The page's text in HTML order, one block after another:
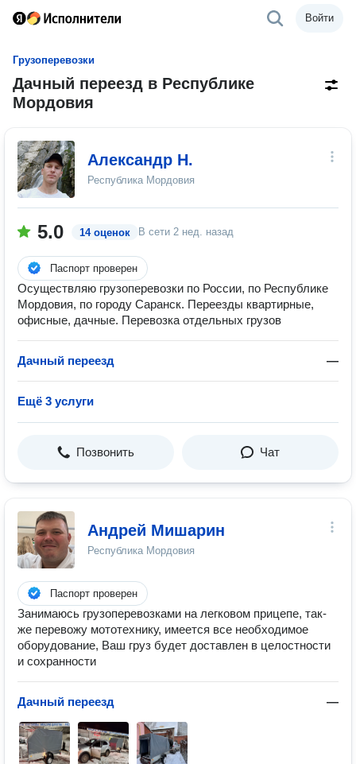
Войти
Грузоперевозки
Дачный переезд в Республике
Мордовия
Александр Н.
Республика Мордовия
5.0 14 оценок В сети 2 нед. назад
Паспорт проверен
Осуществляю грузоперевозки по России, по Республике
Мордовия, по городу Саранск. Переезды квартирные,
офисные, дачные. Перевозка отдельных грузов
Дачный переезд —
Ещё 3 услуги
Позвонить Чат
Андрей Мишарин
Республика Мордовия
Паспорт проверен
Занимаюсь грузоперевозками на легковом прицепе, так-
же перевожу мототехнику, имеется все необходимое
оборудование, Ваш груз будет доставлен в целостности
и сохранности
Дачный переезд —